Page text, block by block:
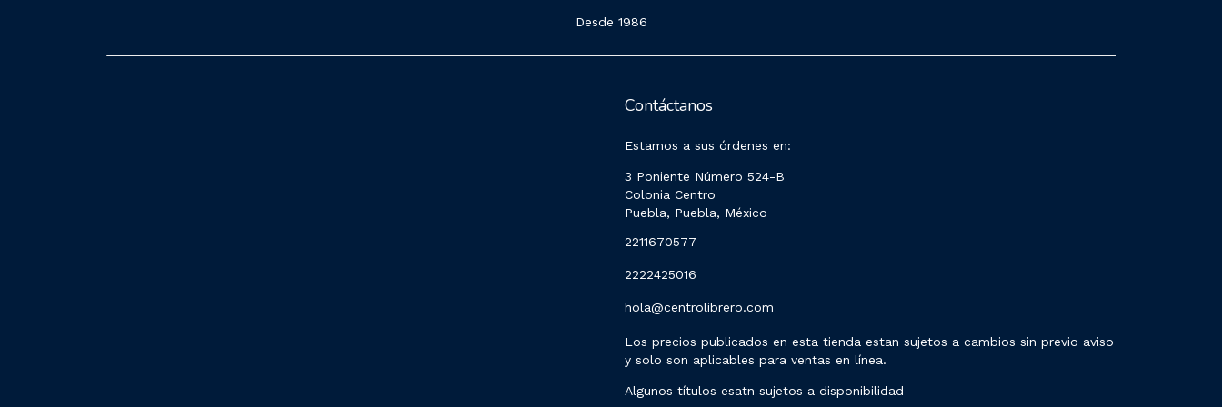
Desde 1986
Contáctanos
Estamos a sus órdenes en:
3 Poniente Número 524-B
Colonia Centro
Puebla, Puebla, México
2211670577
2222425016
hola@centrolibrero.com
Los precios publicados en esta tienda estan sujetos a cambios sin previo aviso
y solo son aplicables para ventas en línea.
Algunos títulos esatn sujetos a disponibilidad